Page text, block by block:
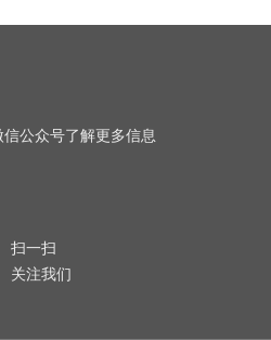
公众号了解更多信息
扫一扫
关注我们